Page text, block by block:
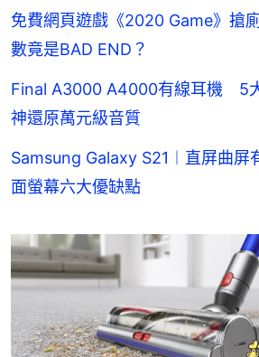
免費網頁遊戲《2020 Game》搶
數竟是BAD END？
Final A3000 A4000有線耳機 5
神還原萬元級音質
Samsung Galaxy S21︱直屏曲屏
面螢幕六大優缺點